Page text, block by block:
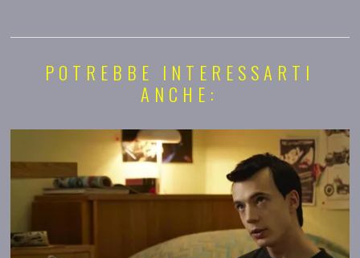
POTREBBE INTERESSARTI
ANCHE: